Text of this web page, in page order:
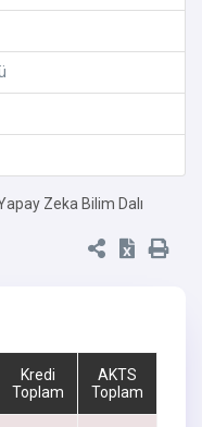
Zeka Bilim Dalı
Kredi
Toplam
AKTS
Toplam